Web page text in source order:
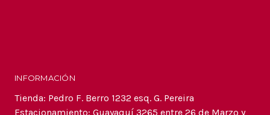
INFORMACIÓN
Tienda: Pedro F. Berro 1232 esq. G. Pereira
Estacionamiento: Guayaquí 3265 entre 26 de Marzo y